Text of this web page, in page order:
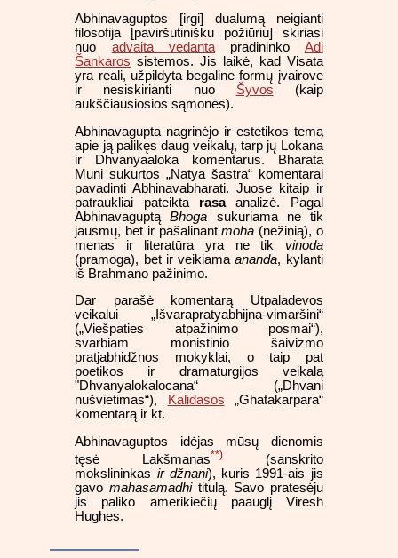
Abhinavaguptos [irgi] dualumą neigianti
filosofija [paviršutinišku požiūriu] skiriasi
nuo advaita vedanta pradininko Adi
Šankaros sistemos. Jis laikė, kad Visata
yra reali, užpildyta begaline formų įvairove
ir nesiskirianti nuo Šyvos (kaip
aukščiausiosios sąmonės).
Abhinavagupta nagrinėjo ir estetikos temą
apie ją palikęs daug veikalų, tarp jų Lokana
ir Dhvanyaaloka komentarus. Bharata
Muni sukurtos „Natya šastra“ komentarai
pavadinti Abhinavabharati. Juose kitaip ir
patraukliai pateikta rasaanalizė. Pagal
AbhinavaguptąBhoga sukuriama ne tik
jausmų, bet ir pašalinantmoha (nežinią), o
menas ir literatūra yra ne tik vinoda
(pramoga), bet ir veikiamaananda, kylanti
iš Brahmano pažinimo.
Dar parašė komentarą Utpaladevos
veikalui „Išvarapratyabhijna-vimaršini“
(„Viešpaties atpažinimo posmai“),
svarbiam monistinio šaivizmo
pratjabhidžnos mokyklai, o taip pat
poetikos ir dramaturgijos veikalą
"Dhvanyalokalocana“ („Dhvani
nušvietimas“),
Kalidasos „Ghatakarpara“
komentarą ir kt.
Abhinavaguptos idėjas mūsų dienomis
tęsė Lakšmanas**) (sanskrito
mokslininkas ir džnani), kuris 1991-ais jis
gavo mahasamadhititulą. Savo pratesėju
jis paliko amerikiečių paauglį Viresh
Hughes.